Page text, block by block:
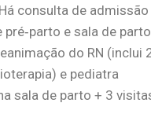
consulta de admissão
pré‑parto e sala de
do RN (inclui
e pediatra
sala de parto + 3